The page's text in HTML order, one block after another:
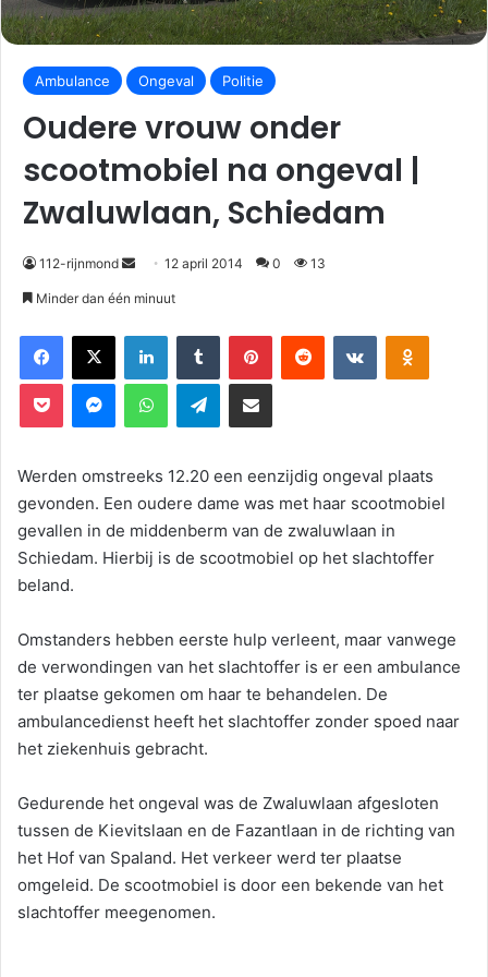
Ambulance Ongeval Politie
Oudere vrouw onder
scootmobiel na ongeval |
Zwaluwlaan, Schiedam
112-rijnmond 12 april 2014 0 13
Minder dan één minuut
Facebook X LinkedIn Tumblr Pinterest Reddit VKontakte Odnoklassniki
Pocket Messenger WhatsApp Telegram Deel via E-mail
Werden omstreeks 12.20 een eenzijdig ongeval plaats
gevonden. Een oudere dame was met haar scootmobiel
gevallen in de middenberm van de zwaluwlaan in
Schiedam. Hierbij is de scootmobiel op het slachtoffer
beland.
Omstanders hebben eerste hulp verleent, maar vanwege
de verwondingen van het slachtoffer is er een ambulance
ter plaatse gekomen om haar te behandelen. De
ambulancedienst heeft het slachtoffer zonder spoed naar
het ziekenhuis gebracht.
Gedurende het ongeval was de Zwaluwlaan afgesloten
tussen de Kievitslaan en de Fazantlaan in de richting van
het Hof van Spaland. Het verkeer werd ter plaatse
omgeleid. De scootmobiel is door een bekende van het
slachtoffer meegenomen.